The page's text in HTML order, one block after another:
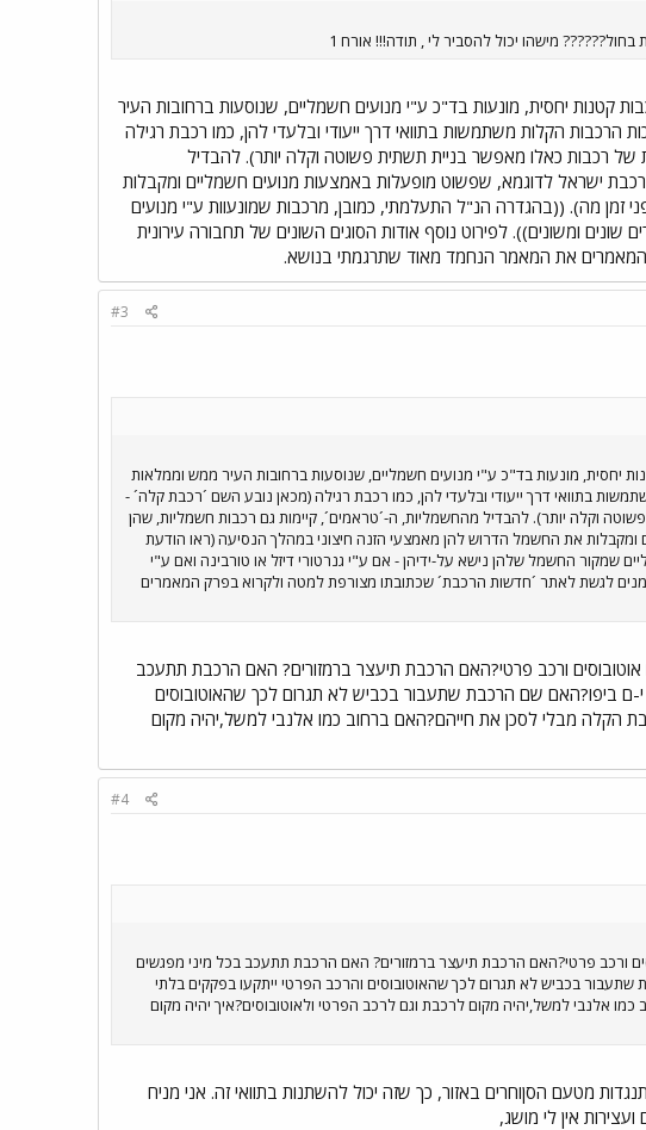
קטנות יחסית, מונעות בד"כ ע"י מנועים חשמליים, שנוסעות ברחובות העיר
הקלות משתמשות בתוואי דרך ייעודי ובלעדי להן, כמו רכבת רגילה
של רכבות כאלו מאפשר בניית תשתית פשוטה וקלה יותר). להבדיל
רכבת ישראל לדוגמא, שפשוט מופעלות באמצעות מנועים חשמליים ומקבלות
מה). ((בהגדרה הנ"ל התעלמתי, כמובן, מרכבות שמונעוות ע"י מנועים
ומשונים)). לפירוט נוסף אודות הסוגים השונים של תחבורה עירונית
המאמרים את המאמר הנחמד מאוד שתרגמתי בנושא.
#3
יחסית, מונעות בד"כ ע"י מנועים חשמליים, שנוסעות ברחובות העיר ממש וממלאות
בתוואי דרך ייעודי ובלעדי להן, כמו רכבת רגילה (מכאן נובע השם ´רכבת קלה´ -
וקלה יותר). להבדיל מהחשמליות, ה-´טראמים´, קיימות גם רכבות חשמליות, שהן
את החשמל הדרוש להן מאמצעי הזנה חיצוני במהלך הנסיעה (ראו הודעת
שמקור החשמל שלהן נישא על-ידיהן - אם ע"י גנרטורי דיזל או טורבינה ואם ע"י
לגשת לאתר ´חדשות הרכבת´ שכתובתו מצורפת למטה ולקרוא בפרק המאמרים
ורכב פרטי?האם הרכבת תיעצר ברמזורים? האם הרכבת תתעכב
י-ם ביפו?האם שם הרכבת שתעבור בכביש לא תגרום לכך שהאוטובוסים
הקלה מבלי לסכן את חייהם?האם ברחוב כמו אלנבי למשל,יהיה מקום
#4
ורכב פרטי?האם הרכבת תיעצר ברמזורים? האם הרכבת תתעכב בכל מיני מפגשים
בכביש לא תגרום לכך שהאוטובוסים והרכב הפרטי ייתקעו בפקקים בלתי
אלנבי למשל,יהיה מקום לרכבת וגם לרכב הפרטי ולאוטובוסים?איך יהיה מקום
מטעם הסןוחרים באזור, כך שזה יכול להשתנות בתוואי זה. אני מניח
אין לי מושג,